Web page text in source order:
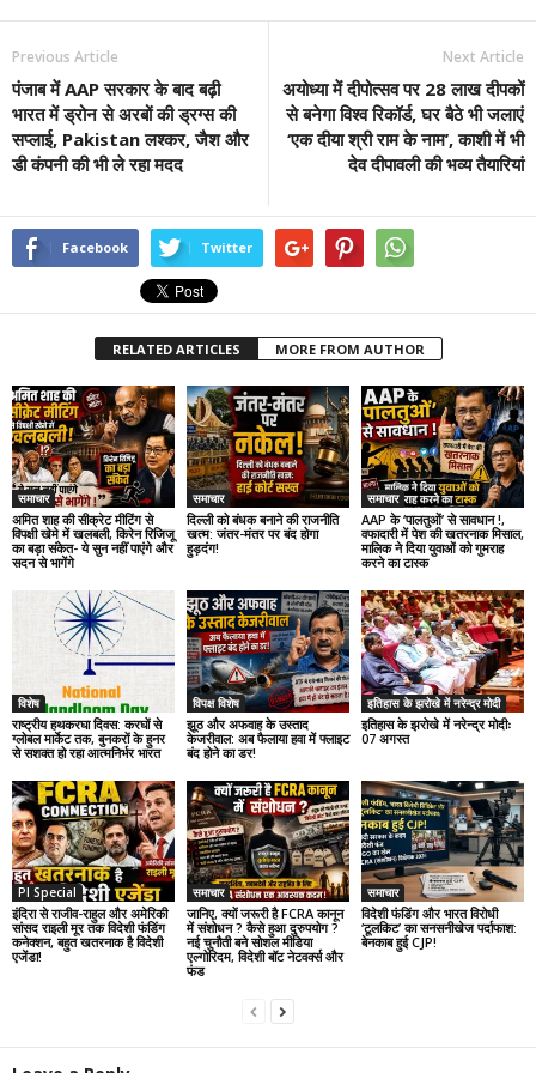
Previous Article
पंजाब में AAP सरकार के बाद बढ़ी
भारत में ड्रोन से अरबों की ड्रग्स की
सप्लाई, Pakistan लश्कर, जैश और
डी कंपनी की भी ले रहा मदद
Next Article
अयोध्या में दीपोत्सव पर 28 लाख दीपकों
से बनेगा विश्व रिकॉर्ड, घर बैठे भी जलाएं
‘एक दीया श्री राम के नाम’, काशी में भी
देव दीपावली की भव्य तैयारियां
Facebook Twitter
RELATED ARTICLES MORE FROM AUTHOR
समाचार
अमित शाह की सीक्रेट मीटिंग से
विपक्षी खेमे में खलबली, किरेन रिजिजू
का बड़ा संकेत- ये सुन नहीं पाएंगे और
सदन से भागेंगे
समाचार
दिल्ली को बंधक बनाने की राजनीति
खत्म: जंतर-मंतर पर बंद होगा
हुड़दंग!
समाचार
AAP के ‘पालतुओं’ से सावधान !,
वफादारी में पेश की खतरनाक मिसाल,
मालिक ने दिया युवाओं को गुमराह
करने का टास्क
विशेष
राष्ट्रीय हथकरघा दिवस: करघों से
ग्लोबल मार्केट तक, बुनकरों के हुनर
से सशक्त हो रहा आत्मनिर्भर भारत
विपक्ष विशेष
झूठ और अफवाह के उस्ताद
केजरीवाल: अब फैलाया हवा में फ्लाइट
बंद होने का डर!
इतिहास के झरोखे में नरेन्द्र मोदी
इतिहास के झरोखे में नरेन्द्र मोदीः
07 अगस्त
PI Special
इंदिरा से राजीव-राहुल और अमेरिकी
सांसद राइली मूर तक विदेशी फंडिंग
कनेक्शन, बहुत खतरनाक है विदेशी
एजेंडा!
समाचार
जानिए, क्यों जरूरी है FCRA कानून
में संशोधन ? कैसे हुआ दुरुपयोग ?
नई चुनौती बने सोशल मीडिया
एल्गोरिदम, विदेशी बॉट नेटवर्क्स और
फंड
समाचार
विदेशी फंडिंग और भारत विरोधी
‘टूलकिट’ का सनसनीखेज पर्दाफाश:
बेनकाब हुई CJP!